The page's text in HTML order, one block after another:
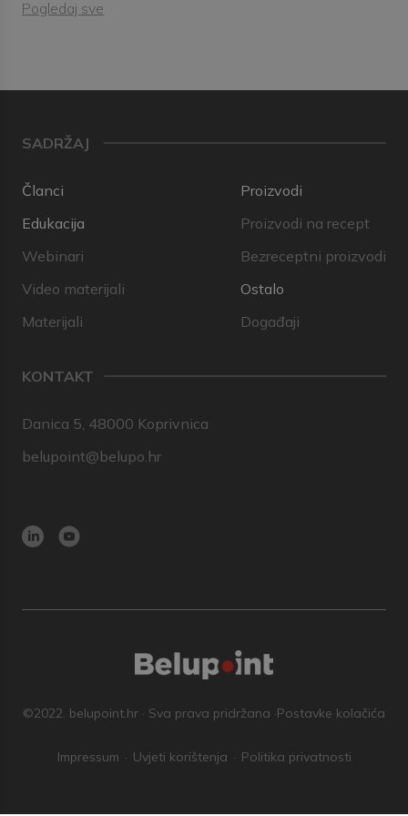
Pogledaj sve
SADRŽAJ
Članci
Edukacija
Webinari
Video materijali
Materijali
Proizvodi
Proizvodi na recept
Bezreceptni proizvodi
Ostalo
Događaji
KONTAKT
Danica 5, 48000 Koprivnica
belupoint@belupo.hr
©2022. belupoint.hr · Sva prava pridržana ·Postavke kolačića
Impressum Uvjeti korištenja Politika privatnosti